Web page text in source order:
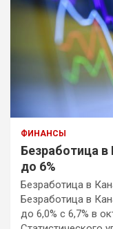
ФИНАНСЫ
Безработица в
до 6%
Безработица в
Безработица в
до 6,0% с 6,7% в